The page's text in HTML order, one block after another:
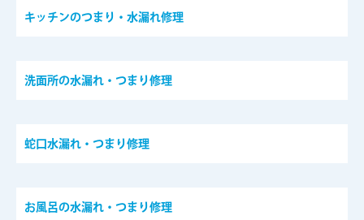
キッチンのつまり・水漏れ修理
洗面所の水漏れ・つまり修理
蛇口水漏れ・つまり修理
お風呂の水漏れ・つまり修理